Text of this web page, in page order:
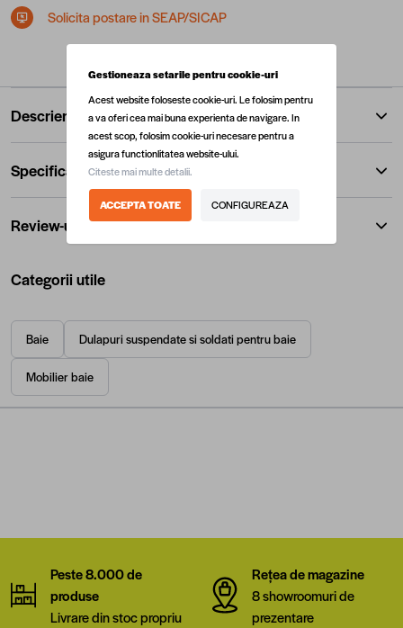
Solicita postare in SEAP/SICAP
Descriere
Specificatii
Review-uri
Categorii utile
Baie Dulapuri suspendate si soldati pentru baie
Mobilier baie
Peste 8.000 de
produse
Livrare din stoc propriu
Rețea de magazine
8 showroomuri de
prezentare
Gestioneaza setarile pentru cookie-uri
Acest website foloseste cookie-uri. Le folosim pentru
a va oferi cea mai buna experienta de navigare. In
acest scop, folosim cookie-uri necesare pentru a
asigura functionlitatea website-ului.
Citeste mai multe detalii.
ACCEPTA TOATE CONFIGUREAZA